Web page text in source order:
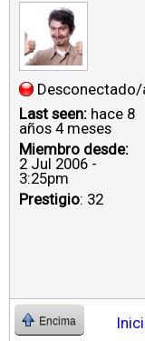
Desconectado/
Last seen: hace 8
años 4 meses
Miembro desde:
2 Jul 2006 -
3:25pm
Prestigio: 32
Encima